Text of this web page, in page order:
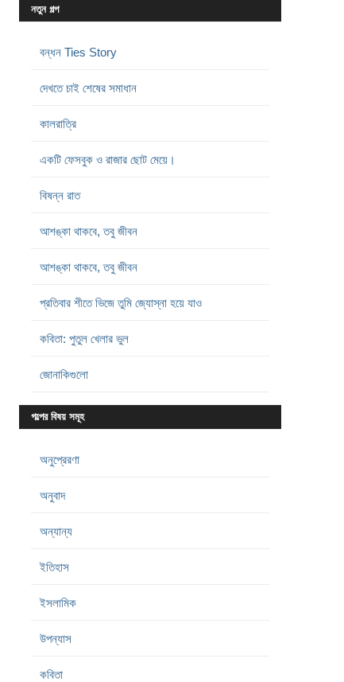
নতুন গল্প
বন্ধন Ties Story
দেখতে চাই শেষের সমাধান
কালরাত্রি
একটি ফেসবুক ও রাজার ছোট মেয়ে।
বিষন্ন রাত
আশঙ্কা থাকবে, তবু জীবন
আশঙ্কা থাকবে, তবু জীবন
প্রতিবার শীতে ভিজে তুমি জ্যোস্না হয়ে যাও
কবিতা: পুতুল খেলার ভুল
জোনাকিগুলো
গল্পের বিষয় সমূহ
অনুপ্রেরণা
অনুবাদ
অন্যান্য
ইতিহাস
ইসলামিক
উপন্যাস
কবিতা